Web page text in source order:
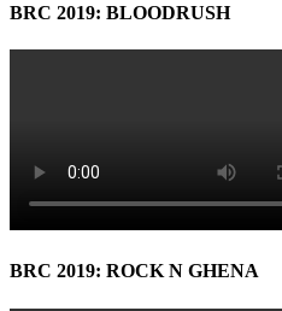
BRC 2019: BLOODRUSH
BRC 2019: ROCK N GHENA